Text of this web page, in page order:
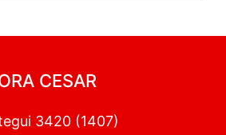
CESAR
3420 (1407)